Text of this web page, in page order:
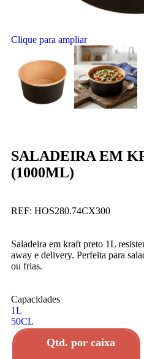
Clique para ampliar
SALADEIRA EM
(1000ML)
REF: HOS280.74CX300
Saladeira em kraft preto 1L
away e delivery. Perfeita para
ou frias.
Capacidades
1L
50CL
Qtd. por caixa